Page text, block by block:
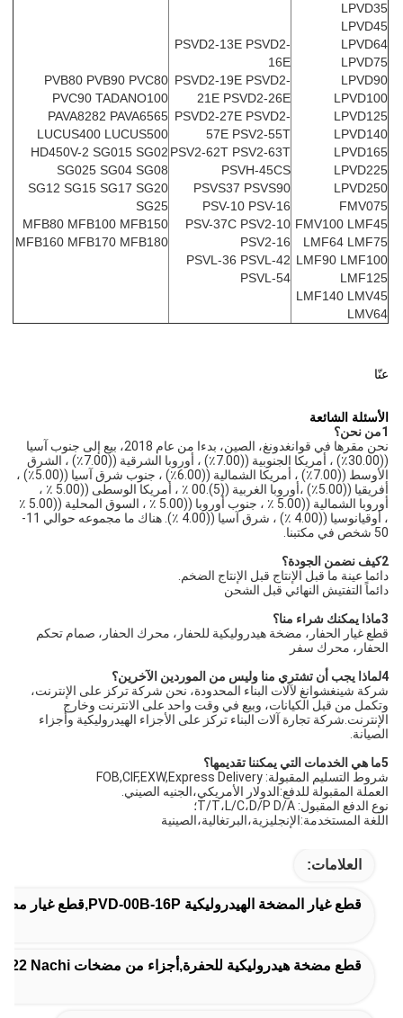
LPVD35
LPVD45
LPVD64
LPVD75
LPVD90
LPVD100
LPVD125
LPVD140
LPVD165
LPVD225
LPVD250
FMV075
FMV100 LMF45
LMF64 LMF75
LMF90 LMF100
LMF125
LMF140 LMV45
LMV64
PSVD2-13E PSVD2-
16E
PSVD2-19E PSVD2-
21E PSVD2-26E
PSVD2-27E PSVD2-
57E PSV2-55T
PSV2-62T PSV2-63T
PSVH-45CS
PSVS37 PSVS90
PSV-10 PSV-16
PSV-37C PSV2-10
PSV2-16
PSVL-36 PSVL-42
PSVL-54
PVB80 PVB90 PVC80
PVC90 TADANO100
PAVA8282 PAVA6565
LUCUS400 LUCUS500
HD450V-2 SG015 SG02
SG025 SG04 SG08
SG12 SG15 SG17 SG20
SG25
MFB80 MFB100 MFB150
MFB160 MFB170 MFB180
عنّا
الأسئلة الشائعة
نحن مقرها في قوانغدونغ، الصين، بدءا من عام 2018، بيع إلى جنوب آسيا
((30.00٪) ، أمريكا الجنوبية ((7.00٪) ، أوروبا الشرقية ((7.00٪) ، الشرق
أوروبا الشمالية ((5.00 ٪ ، جنوب أوروبا ((5.00 ٪ ، السوق المحلية ((5.00 ٪
، أوقيانوسيا ((4.00 ٪) ، شرق آسيا ((4.00 ٪). هناك ما مجموعه حوالي 11-
50 شخص في مكتبنا.
2كيف نضمن الجودة؟
دائما عينة ما قبل الإنتاج قبل الإنتاج الضخم.
دائماً التفتيش النهائي قبل الشحن
قطع غيار الحفار، مضخة هيدروليكية للحفار، محرك الحفار، صمام تحكم
الحفار، محرك سفر
4لماذا يجب أن تشتري منا وليس من الموردين الآخرين؟
شركة شينغشوانغ لآلات البناء المحدودة، نحن شركة تركز على الإنترنت،
وتكمل من قبل الكيانات، وبيع في وقت واحد على الانترنت وخارج
الإنترنت.شركة تجارة آلات البناء تركز على الأجزاء الهيدروليكية وأجزاء
الصيانة.
شروط التسليم المقبولة: FOB,CIF,EXW,Express Delivery
العملة المقبولة للدفع:الدولار الأمريكي،الجنيه الصيني.
نوع الدفع المقبول: T/T،L/C،D/P D/A؛
اللغة المستخدمة:الإنجليزية،البرتغالية،الصينية
العلامات:
قطع غيار المضخة الهيدروليكية PVD-00B-16P,قطع غيار مضخة البستون الهيدروليكية PVK-3B-725,أجزاء مضخة هيدروليكية ناتشي الضغط العالي
قطع مضخة هيدروليكية للحفرة,أجزاء من مضخات PVD-1B-22 Nachi الهيدروليكية,مضخة هيدروليكية PVD-1B-34